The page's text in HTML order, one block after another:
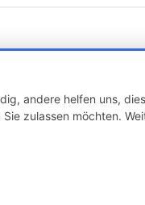
andere helfen uns,
zulassen möchten.